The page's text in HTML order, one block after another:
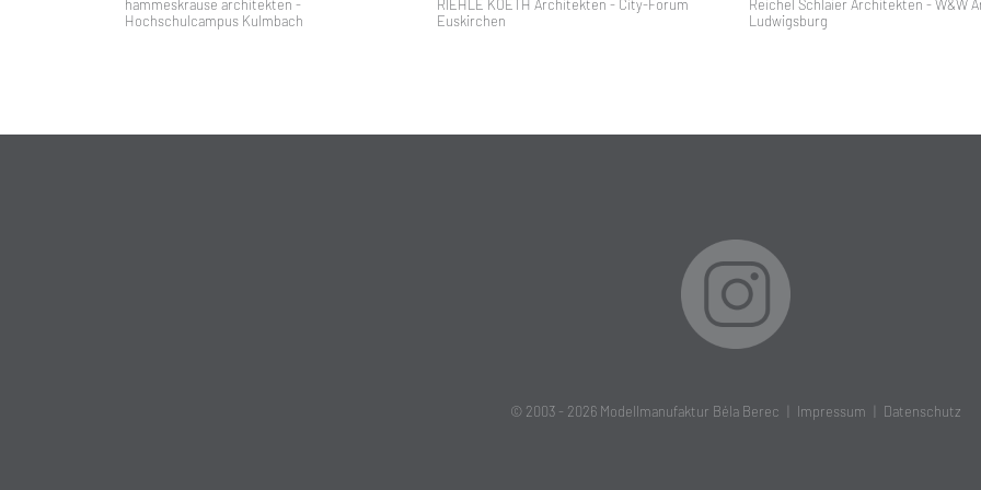
hammeskrause architekten -
Hochschulcampus Kulmbach
RIEHLE KOETH Architekten - City-Forum
Euskirchen
Reichel Schlaier Architekten - W&W
Ludwigsburg
© 2003 - 2026 Modellmanufaktur Béla Berec Impressum Datenschutz